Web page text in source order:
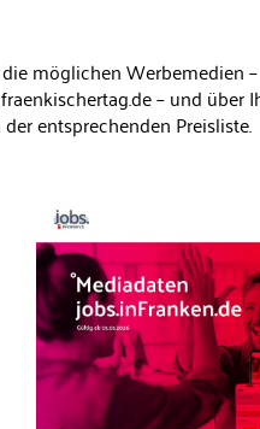
möglichen Werbemedien
– und über
entsprechenden Preisliste.